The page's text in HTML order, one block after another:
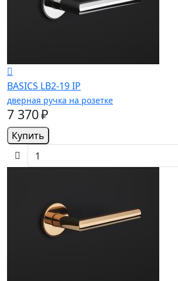
BASICS LB2-19 IP
дверная ручка на розетке
7 370 ₽
Купить